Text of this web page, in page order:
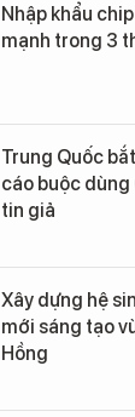
Nhập khẩu
mạnh trong 3
Trung Quốc
cáo buộc
tin giả
Xây dựng hệ
mới sáng tạo
Hồng